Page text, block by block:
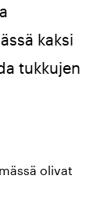
kaksi
tukkujen
olivat